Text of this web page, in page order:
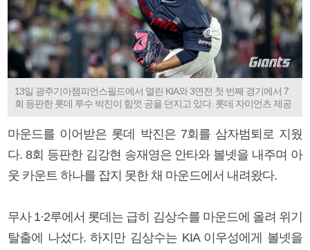
13일 광주기아챔피언스필드에서 열린 KIA와 3연전 첫 번째 경기에서 7
회 등판한 롯데 투수 박진이 힘껏 공을 던지고 있다. 롯데 자이언츠 제공
마운드를 이어받은 롯데 박진은 7회를 삼자범퇴로 지웠
다. 8회 등판한 김강현 송재영은 안타와 볼넷을 내주며 아
웃 카운트 하나를 잡지 못한 채 마운드에서 내려왔다.
무사 1·2루에서 롯데는 급히 김상수를 마운드에 올려 위기
탈출에 나섰다. 하지만 김상수는 KIA 이우성에게 볼넷을